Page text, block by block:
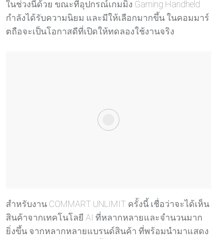
ในช่วงนี้ด้วย ขณะที่อุปกรณ์เกมมิ่ง Gaming Handheld
กำลังได้รับความนิยม และมีให้เลือกมากขึ้น ในคอมมาร์
ตถือจะเป็นโอกาสดีที่เปิดให้ทดลองใช้งานจริง
สำหรับงาน COMMART UNLIMIT ครั้งนี้ เชื่อว่าจะได้เห็น
สินค้าจากเทคโนโลยี AI ที่หลากหลายและจำนวนมาก
ยิ่งขึ้น จากหลากหลายแบรนด์สินค้า ที่พร้อมนำมาแสดง